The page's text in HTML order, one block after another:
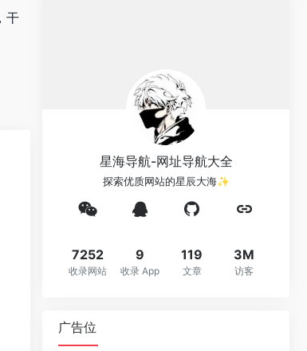
干
星海导航-网址导航大全
探索优质网站的星辰大海✨
7252
收录网站
9
收录 App
119
文章
3M
访客
广告位